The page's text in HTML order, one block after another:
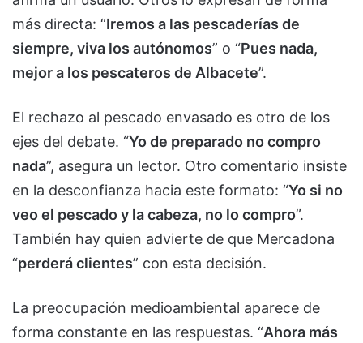
más directa: “Iremos a las pescaderías de
siempre, viva los autónomos” o “Pues nada,
mejor a los pescateros de Albacete”.
El rechazo al pescado envasado es otro de los
ejes del debate. “Yo de preparado no compro
nada”, asegura un lector. Otro comentario insiste
en la desconfianza hacia este formato: “Yo si no
veo el pescado y la cabeza, no lo compro”.
También hay quien advierte de que Mercadona
“perderá clientes” con esta decisión.
La preocupación medioambiental aparece de
forma constante en las respuestas. “Ahora más